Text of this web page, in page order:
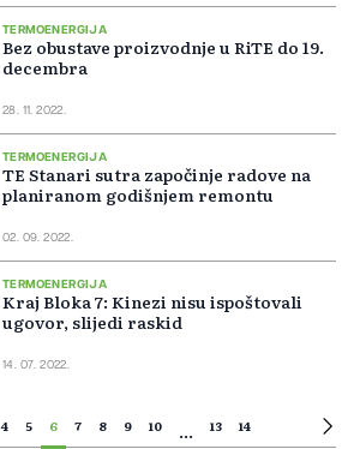
TERMOENERGIJA
Bez obustave proizvodnje u RiTE do 19.
decembra
28. 11. 2022.
TERMOENERGIJA
TE Stanari sutra započinje radove na
planiranom godišnjem remontu
02. 09. 2022.
TERMOENERGIJA
Kraj Bloka 7: Kinezi nisu ispoštovali
ugovor, slijedi raskid
14. 07. 2022.
4 5 6 7 8 9 10 ... 13 14